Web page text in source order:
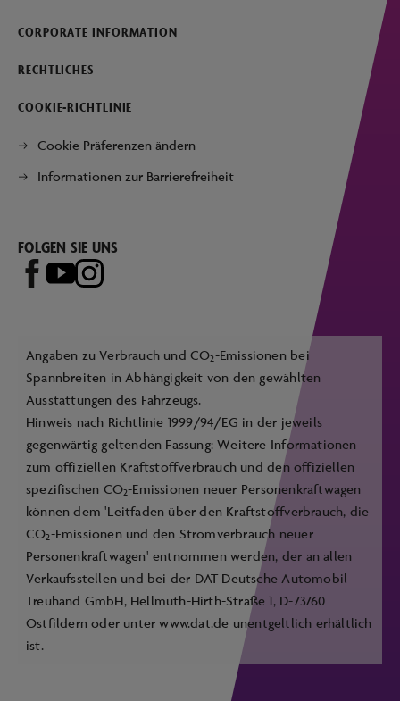
CORPORATE INFORMATION
RECHTLICHES
COOKIE-RICHTLINIE
Cookie Präferenzen ändern
Informationen zur Barrierefreiheit
FOLGEN SIE UNS
Angaben zu Verbrauch und CO2-Emissionen bei
Spannbreiten in Abhängigkeit von den gewählten
Ausstattungen des Fahrzeugs.
Hinweis nach Richtlinie 1999/94/EG in der jeweils
gegenwärtig geltenden Fassung: Weitere Informationen
zum offiziellen Kraftstoffverbrauch und den offiziellen
spezifischen CO2-Emissionen neuer Personenkraftwagen
können dem 'Leitfaden über den Kraftstoffverbrauch, die
CO2-Emissionen und den Stromverbrauch neuer
Personenkraftwagen' entnommen werden, der an allen
Verkaufsstellen und bei der DAT Deutsche Automobil
Treuhand GmbH, Hellmuth-Hirth-Straße 1, D-73760
Ostfildern oder unterwww.dat.de unentgeltlich erhältlich
ist.